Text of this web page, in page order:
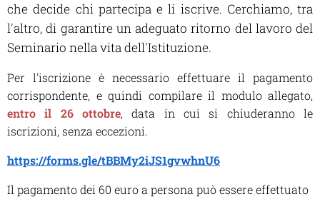
che decide chi partecipa e li iscrive. Cerchiamo, tra
l'altro, di garantire un adeguato ritorno del lavoro del
Seminario nella vita dell'Istituzione.
Per l'iscrizione è necessario effettuare il pagamento
corrispondente, e quindi compilare il modulo allegato,
entro il 26 ottobre, data in cui si chiuderanno le
iscrizioni, senza eccezioni.
https://forms.gle/tBBMy2iJS1gvwhnU6
Il pagamento dei 60 euro a persona può essere effettuato